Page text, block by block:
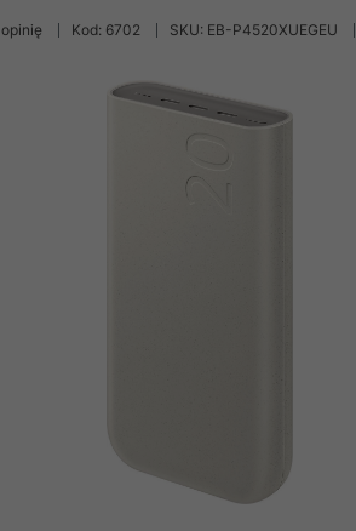
Kod: 6702 SKU: EB-P4520XUEGEU